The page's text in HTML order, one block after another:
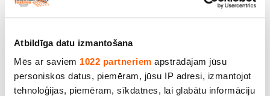
Atbildīga datu izmantošana
Mēs ar saviem 1022 partneriem apstrādājam jūsu
personiskos datus, piemēram, jūsu IP adresi, izmantojot
tehnoloģijas, piemēram, sīkdatnes, lai glabātu informāciju
Audums Kodura, 600Dx300D PVC, 059, bl.350g/m²,
pl.150cm. Cena ar PVN par rulli - 50m. Bezmaksas
Cena līdz: 250.00€
Cena līdz: 190.00€